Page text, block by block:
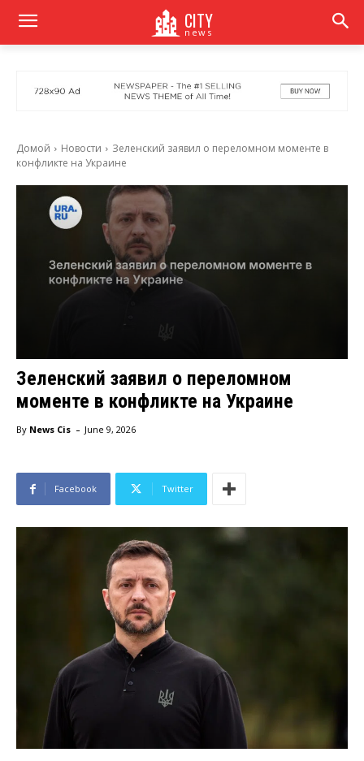
CITY
news
Домой Новости
Зеленский заявил о переломном моменте в
конфликте на Украине
Зеленский заявил о переломном
моменте в конфликте на Украине
By News Cis - June 9, 2026
Facebook Twitter